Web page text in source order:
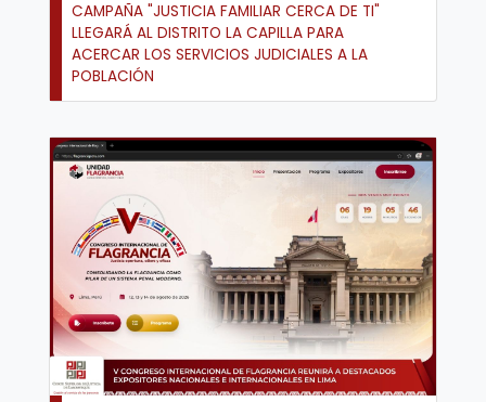
CAMPAÑA "JUSTICIA FAMILIAR CERCA DE TI"
LLEGARÁ AL DISTRITO LA CAPILLA PARA
ACERCAR LOS SERVICIOS JUDICIALES A LA
POBLACIÓN